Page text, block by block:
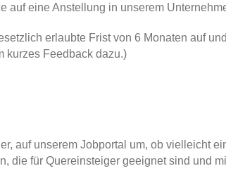
eine Anstellung in unserem
erlaubte Frist von 6 Monaten auf
kurzes Feedback dazu.)
auf unserem Jobportal um, ob vielleicht
die für Quereinsteiger geeignet sind und